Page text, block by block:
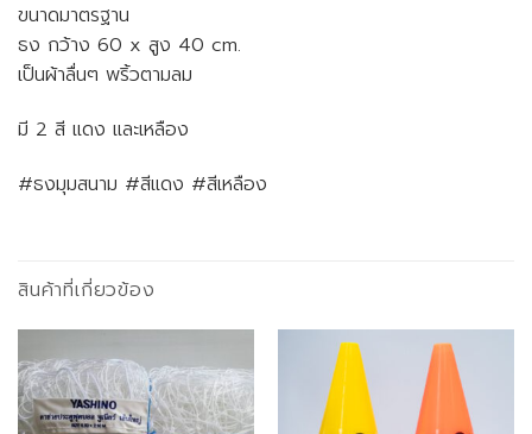
ขนาดมาตรฐาน
ธง กว้าง 60 x สูง 40 cm.
เป็นผ้าลื่นๆ พริ้วตามลม
มี 2 สี แดง และเหลือง
#ธงมุมสนาม #สีแดง #สีเหลือง
สินค้าที่เกี่ยวข้อง